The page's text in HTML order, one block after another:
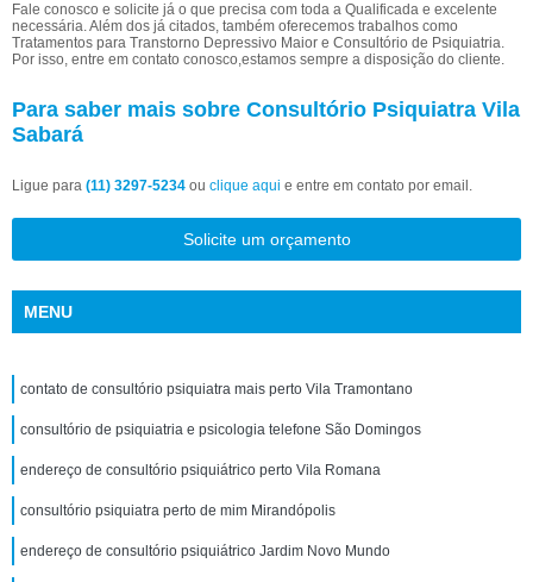
Fale conosco e solicite já o que precisa com toda a Qualificada e excelente
necessária. Além dos já citados, também oferecemos trabalhos como
Tratamentos para Transtorno Depressivo Maior e Consultório de Psiquiatria.
Por isso, entre em contato conosco,estamos sempre a disposição do cliente.
Para saber mais sobre Consultório Psiquiatra Vila
Sabará
Ligue para (11) 3297-5234 ou clique aqui e entre em contato por email.
Solicite um orçamento
MENU
contato de consultório psiquiatra mais perto Vila Tramontano
consultório de psiquiatria e psicologia telefone São Domingos
endereço de consultório psiquiátrico perto Vila Romana
consultório psiquiatra perto de mim Mirandópolis
endereço de consultório psiquiátrico Jardim Novo Mundo